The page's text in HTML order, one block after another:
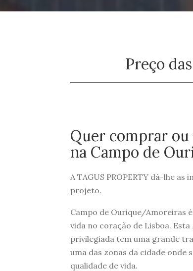
Preço
Quer comprar
na Campo de
A TAGUS PROPERTY dá-lhe
projeto.
Campo de Ourique/Amoreiras
vida no coração de Lisboa.
privilegiada tem uma grande
uma das zonas da cidade onde
qualidade de vida.